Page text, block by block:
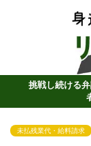
挑戦し続ける
未払残業代・給料請求